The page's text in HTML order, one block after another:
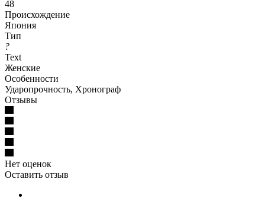
48
Происхождение
Япония
Тип
?
Text
Женские
Особенности
Ударопрочность, Хронограф
Отзывы
Нет оценок
Оставить отзыв